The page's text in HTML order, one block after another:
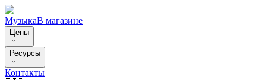
МузыкаВ магазине
Цены
Ресурсы
Контакты